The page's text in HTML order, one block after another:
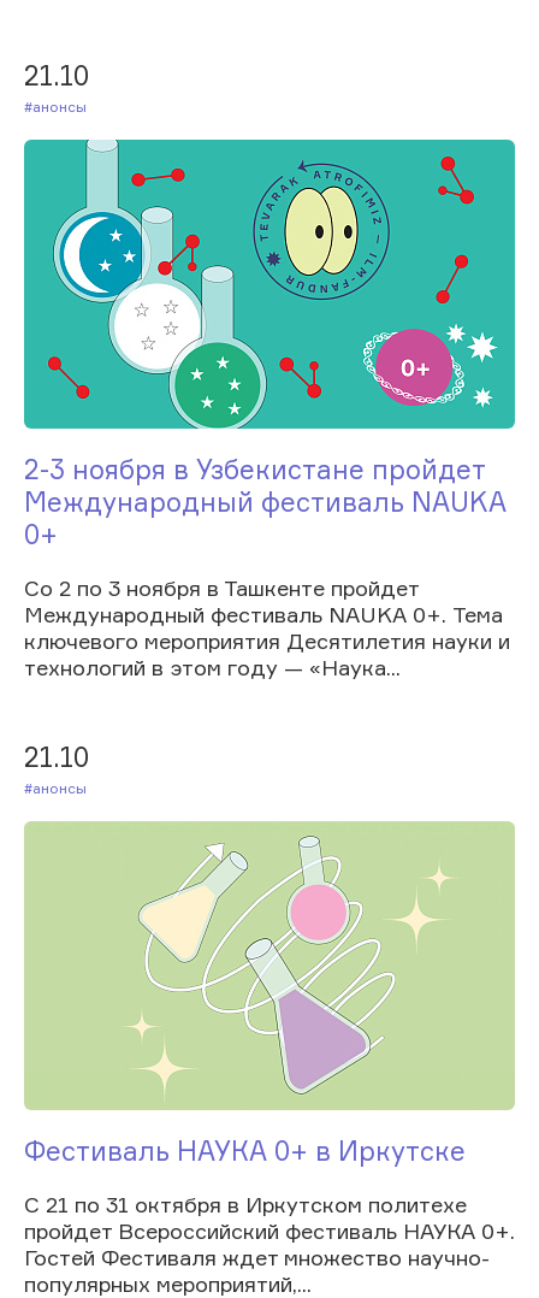
21.10
#Анонсы
2-3 ноября в Узбекистане пройдет
Международный фестиваль NAUKA
0+
Со 2 по 3 ноября в Ташкенте пройдет
Международный фестиваль NAUKA 0+. Тема
ключевого мероприятия Десятилетия науки и
технологий в этом году — «Наука...
21.10
#Анонсы
Фестиваль НАУКА 0+ в Иркутске
С 21 по 31 октября в Иркутском политехе
пройдет Всероссийский фестиваль НАУКА 0+.
Гостей Фестиваля ждет множество научно-
популярных мероприятий,...